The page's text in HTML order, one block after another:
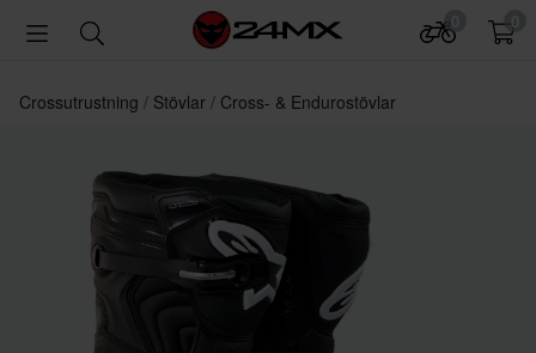
Crossutrustning Stövlar Cross- & Endurostövlar